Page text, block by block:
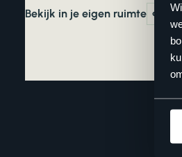
Bekijk in je eigen ruimte